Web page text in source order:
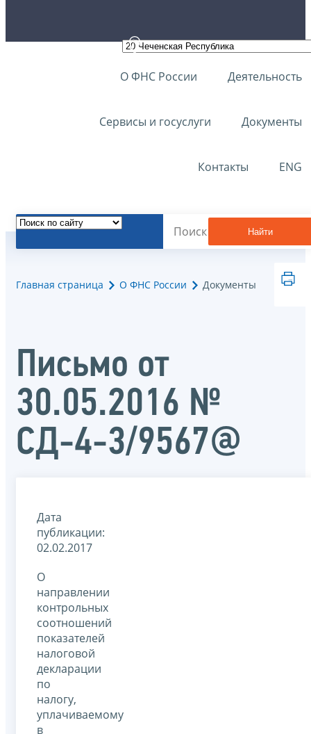
О ФНС России Деятельность
Сервисы и госуслуги Документы
Контакты ENG
Найти
Главная страница О ФНС России Документы
Письмо от
30.05.2016 №
СД-4-3/9567@
Дата
публикации:
02.02.2017
О
направлении
контрольных
соотношений
показателей
налоговой
декларации
по
налогу,
уплачиваемому
в